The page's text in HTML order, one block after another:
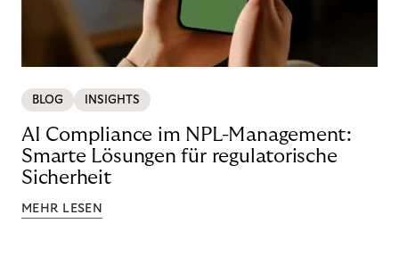
BLOG INSIGHTS
AI Compliance im NPL-Management:
Smarte Lösungen für regulatorische
Sicherheit
MEHR LESEN